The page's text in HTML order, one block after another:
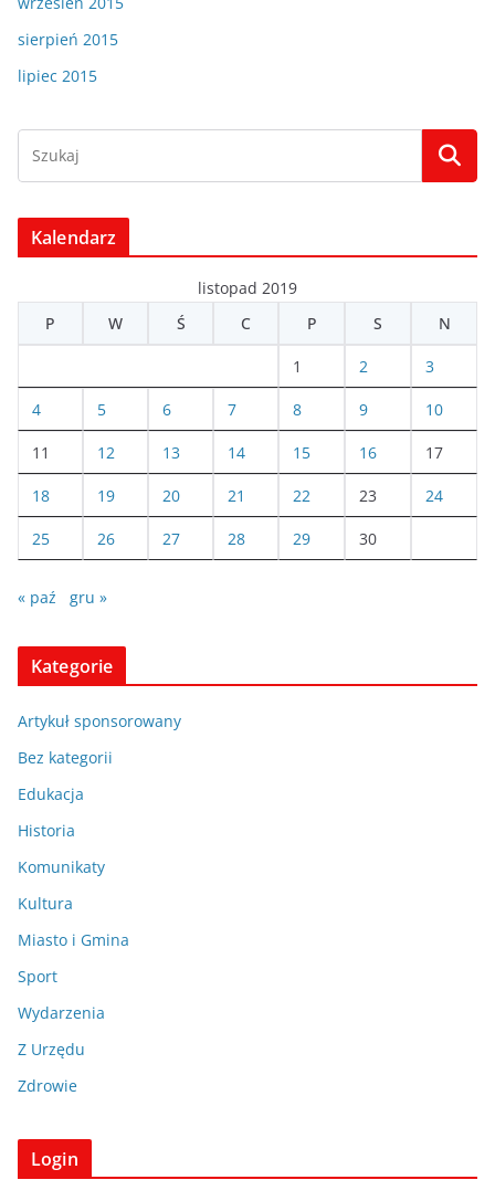
sierpień 2015
lipiec 2015
Kalendarz
listopad 2019
P
W Ś C P S N
1 2 3
4 5 6 7 8 9 10
11 12 13 14 15 16 17
18 19 20 21 22 23 24
25 26 27 28 29 30
« paź gru »
Kategorie
Artykuł sponsorowany
Bez kategorii
Edukacja
Historia
Komunikaty
Kultura
Miasto i Gmina
Sport
Wydarzenia
Z Urzędu
Zdrowie
Login